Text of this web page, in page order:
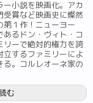
小説を映画化。アカ
受賞など映画史に燦然
第１作！ニューヨー
るドン・ヴィト・コ
リーで絶対的権力を誇
立するファミリーによ
る。コルレオーネ家の
む